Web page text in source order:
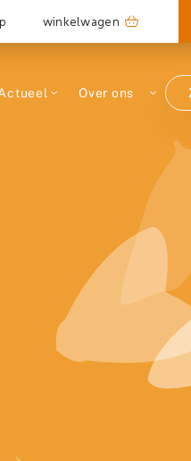
winkelwagen
Over ons